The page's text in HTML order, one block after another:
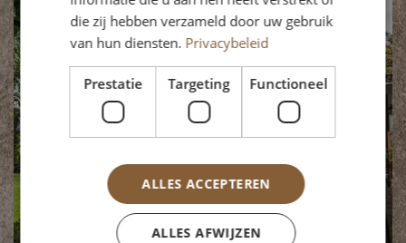
die zij hebben verzameld door uw gebruik
van hun diensten. Privacybeleid
Prestatie Targeting Functioneel
ALLES ACCEPTEREN
ALLES AFWIJZEN